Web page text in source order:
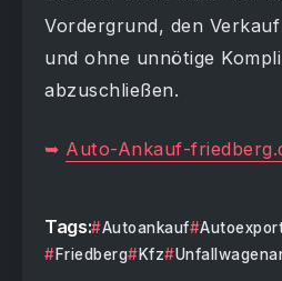
Vordergrund, den
und ohne unnötige
abzuschließen.
➥ Auto-Ankauf-
Tags: Autoankauf
Friedberg
Kfz